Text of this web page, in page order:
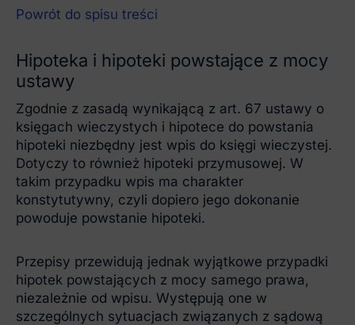
Powrót do spisu treści
Hipoteka i hipoteki powstające z mocy
ustawy
Zgodnie z zasadą wynikającą z art. 67 ustawy o
księgach wieczystych i hipotece do powstania
hipoteki niezbędny jest wpis do księgi wieczystej.
Dotyczy to również hipoteki przymusowej. W
takim przypadku wpis ma charakter
konstytutywny, czyli dopiero jego dokonanie
powoduje powstanie hipoteki.
Przepisy przewidują jednak wyjątkowe przypadki
hipotek powstających z mocy samego prawa,
niezależnie od wpisu. Występują one w
szczególnych sytuacjach związanych z sądową